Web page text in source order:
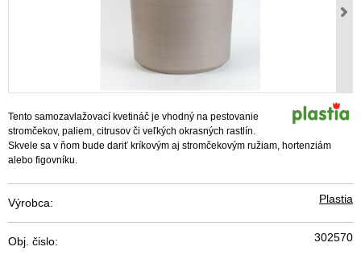
Tento samozavlažovací kvetináč je vhodný na pestovanie
stromčekov, paliem, citrusov či veľkých okrasných rastlín.
Skvele sa v ňom bude dariť kríkovým aj stromčekovým ružiam, hortenziám
alebo figovníku.
Výrobca: Plastia
Obj. čislo: 302570